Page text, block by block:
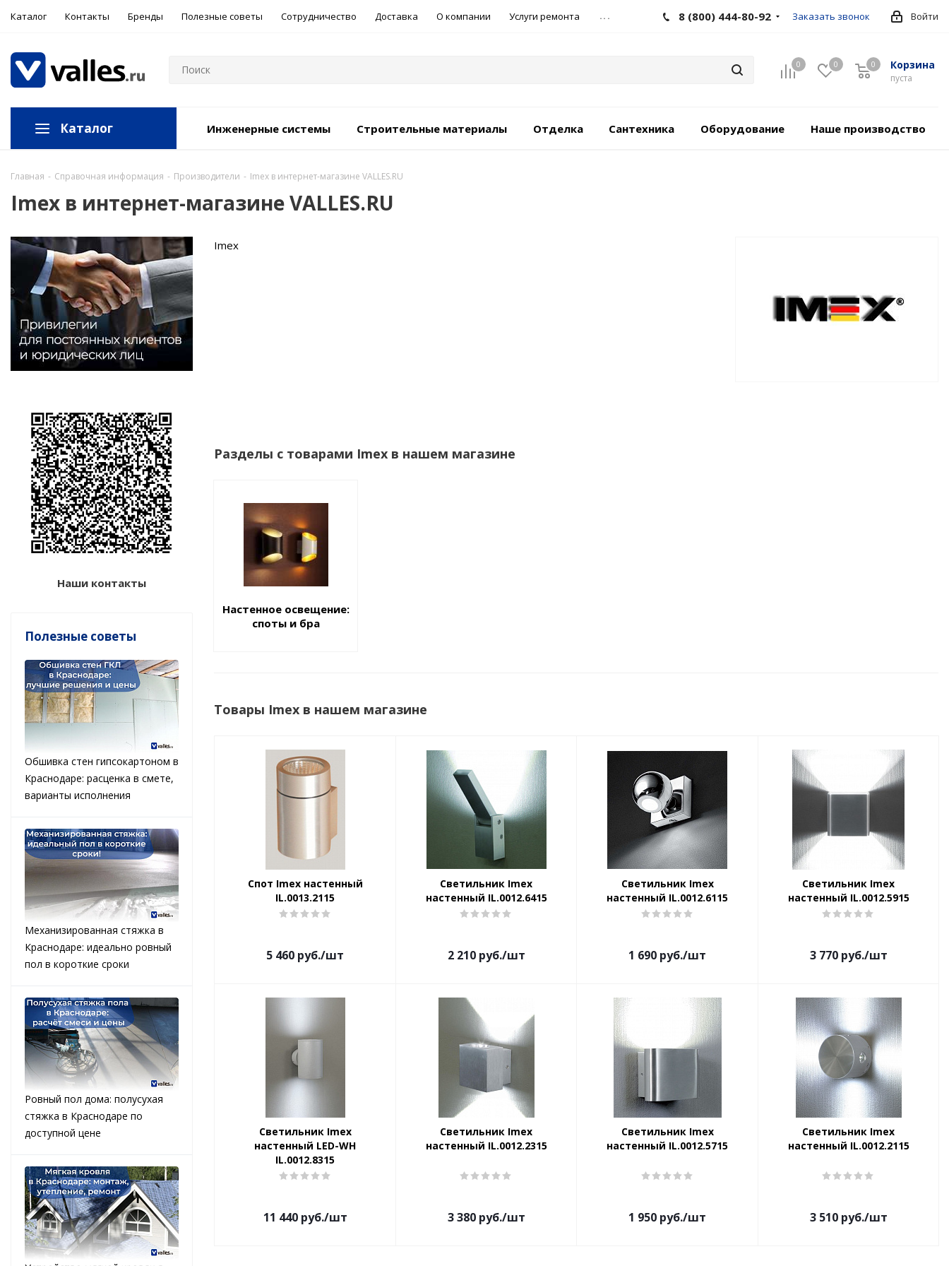
Каталог Контакты Бренды Полезные советы Сотрудничество Доставка О компании Услуги ремонта ... Войти
8 (800) 444-80-92 Заказать звонок
0 0 Корзина
пуста
0
Каталог Инженерные системы Строительные материалы Отделка Сантехника Оборудование Наше производство
Главная - Справочная информация - Производители - Imex в интернет-магазине VALLES.RU
Imex в интернет-магазине VALLES.RU
Imex
Разделы с товарами Imex в нашем магазине
Настенное освещение:
споты и бра
Товары Imex в нашем магазине
Спот Imex настенный
IL.0013.2115
5 460 руб./шт
Светильник Imex
настенный IL.0012.6415
2 210руб./шт
Светильник Imex
настенный IL.0012.6115
1 690 руб./шт
Светильник Imex
настенный IL.0012.5915
3 770руб./шт
Светильник Imex
настенный LED-WH
IL.0012.8315
11 440руб./шт
Светильник Imex
настенный IL.0012.2315
3 380руб./шт
Светильник Imex
настенный IL.0012.5715
1 950 руб./шт
Светильник Imex
настенный IL.0012.2115
3 510руб./шт
Наши контакты
Полезные советы
Обшивка стен гипсокартоном в
Краснодаре: расценка в смете,
варианты исполнения
Механизированная стяжка в
Краснодаре: идеально ровный
пол в короткие сроки
Ровный пол дома: полусухая
стяжка в Краснодаре по
доступной цене